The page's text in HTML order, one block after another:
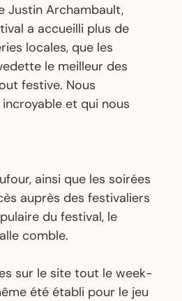
Justin Archambault,
a accueilli plus de
locales, que les
le meilleur des
festive. Nous
et qui nous
ainsi que les soirées
auprès des festivaliers
du festival, le
comble.
sur le site tout le week-
été établi pour le jeu